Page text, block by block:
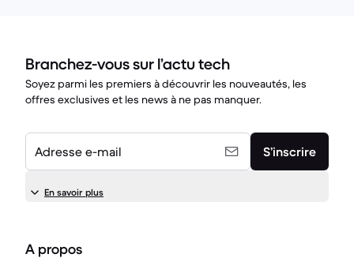
Branchez-vous sur l’actu tech
Soyez parmi les premiers à découvrir les nouveautés, les
offres exclusives et les news à ne pas manquer.
Adresse e-mail S’inscrire
En savoir plus
A propos